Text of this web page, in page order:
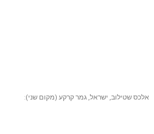
אלכס שטילוב, ישראל, גמר קרקע (מקום שני):